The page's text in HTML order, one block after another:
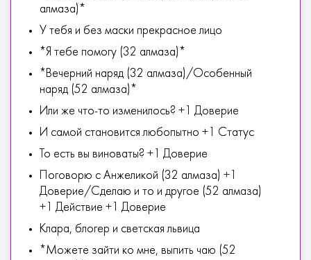
алмаза)*
У тебя и без маски прекрасное лицо
*Я тебе помогу (32 алмаза)*
*Вечерний наряд (32 алмаза)/Особенный
наряд (52 алмаза)*
Или же что-то изменилось? +1 Доверие
И самой становится любопытно +1 Статус
То есть вы виноваты? +1 Доверие
Поговорю с Анжеликой (32 алмаза) +1
Доверие/Сделаю и то и другое (52 алмаза)
+1 Действие +1 Доверие
Клара, блогер и светская львица
*Можете зайти ко мне, выпить чаю (52